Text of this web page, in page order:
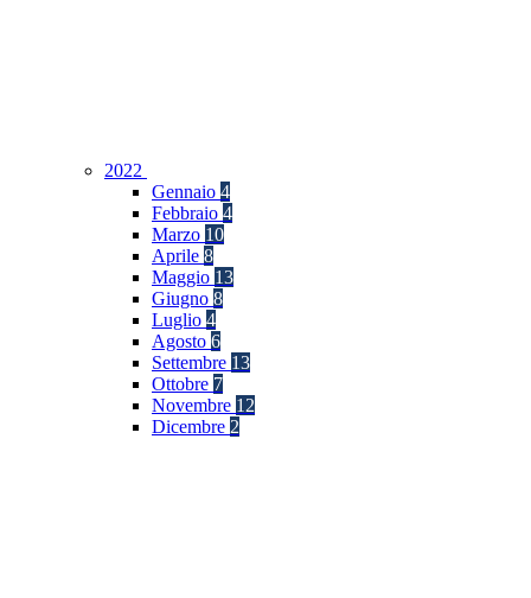
2022
Gennaio 4
Febbraio 4
Marzo 10
Aprile 8
Maggio 13
Giugno 8
Luglio 4
Agosto 6
Settembre 13
Ottobre 7
Novembre 12
Dicembre 2